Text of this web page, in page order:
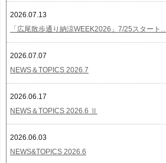
2026.07.13
「広尾散歩通り納涼WEEK2026」7/25スタート…
2026.07.07
NEWS＆TOPICS 2026.7
2026.06.17
NEWS＆TOPICS 2026.6 Ⅱ
2026.06.03
NEWS&TOPICS 2026.6